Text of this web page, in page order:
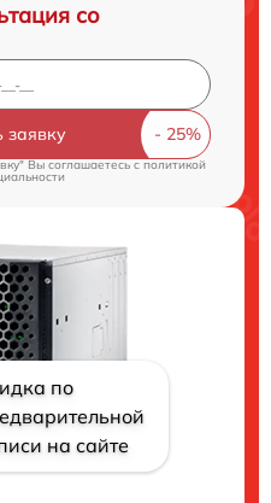
со
заявку
Вы соглашаетесь cполитикой
по
на сайте